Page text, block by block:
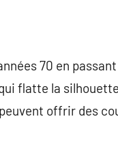
70 en
flatte la
offrir des